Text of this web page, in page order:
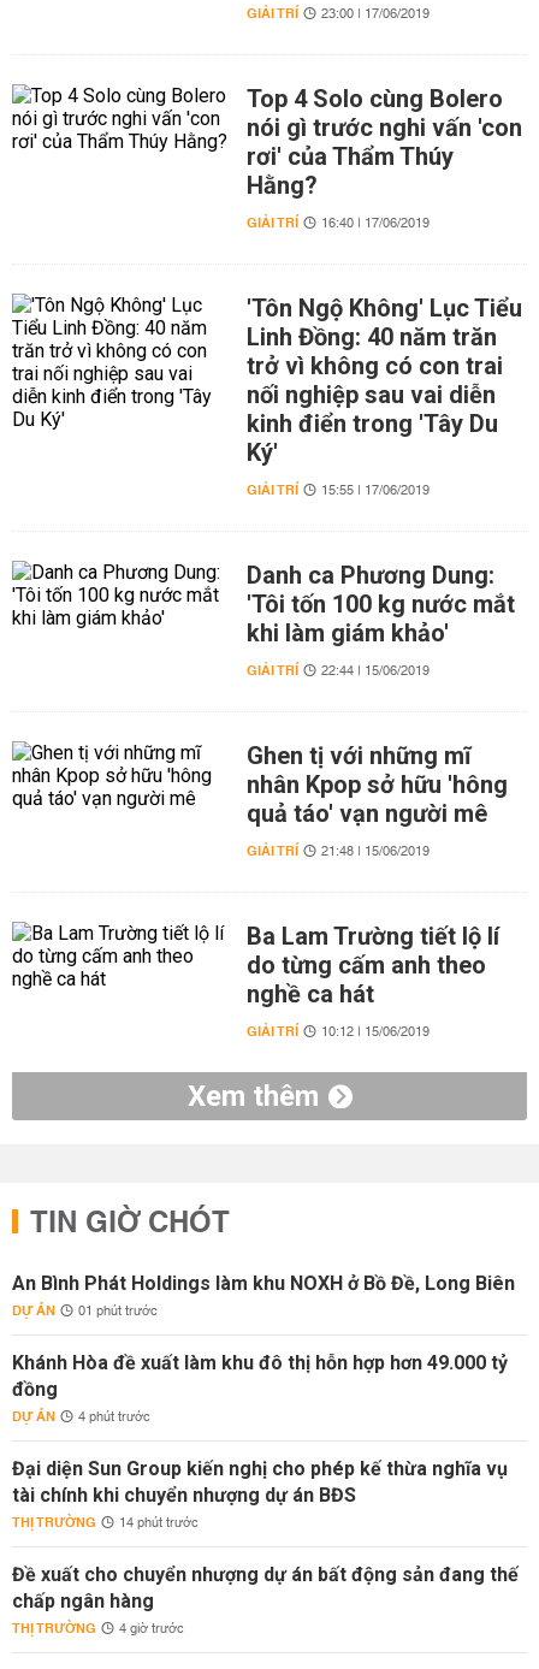
GIẢI TRÍ 23:00 | 17/06/2019
Top 4 Solo cùng Bolero
nói gì trước nghi vấn 'con
rơi' của Thẩm Thúy
Hằng?
GIẢI TRÍ 16:40 | 17/06/2019
'Tôn Ngộ Không' Lục Tiểu
Linh Đồng: 40 năm trăn
trở vì không có con trai
nối nghiệp sau vai diễn
kinh điển trong 'Tây Du
Ký'
GIẢI TRÍ 15:55 | 17/06/2019
Danh ca Phương Dung:
'Tôi tốn 100 kg nước mắt
khi làm giám khảo'
GIẢI TRÍ 22:44 | 15/06/2019
Ghen tị với những mĩ
nhân Kpop sở hữu 'hông
quả táo' vạn người mê
GIẢI TRÍ 21:48 | 15/06/2019
Ba Lam Trường tiết lộ lí
do từng cấm anh theo
nghề ca hát
GIẢI TRÍ 10:12 | 15/06/2019
Xem thêm
TIN GIỜ CHÓT
An Bình Phát Holdings làm khu NOXH ở Bồ Đề, Long Biên
DỰ ÁN 01 phút trước
Khánh Hòa đề xuất làm khu đô thị hỗn hợp hơn 49.000 tỷ
đồng
DỰ ÁN 4 phút trước
Đại diện Sun Group kiến nghị cho phép kế thừa nghĩa vụ
tài chính khi chuyển nhượng dự án BĐS
THỊ TRƯỜNG 14 phút trước
Đề xuất cho chuyển nhượng dự án bất động sản đang thế
chấp ngân hàng
THỊ TRƯỜNG 4 giờ trước